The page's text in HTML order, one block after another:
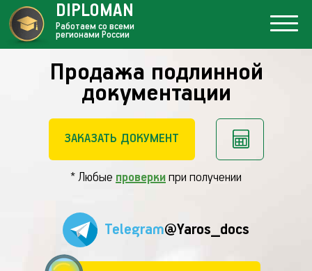
Продажа подлинной
документации
ЗАКАЗАТЬ ДОКУМЕНТ
* Любые проверки при получении
Telegram@Yaros_docs
DIPLOMAN
Работаем со всеми
регионами России